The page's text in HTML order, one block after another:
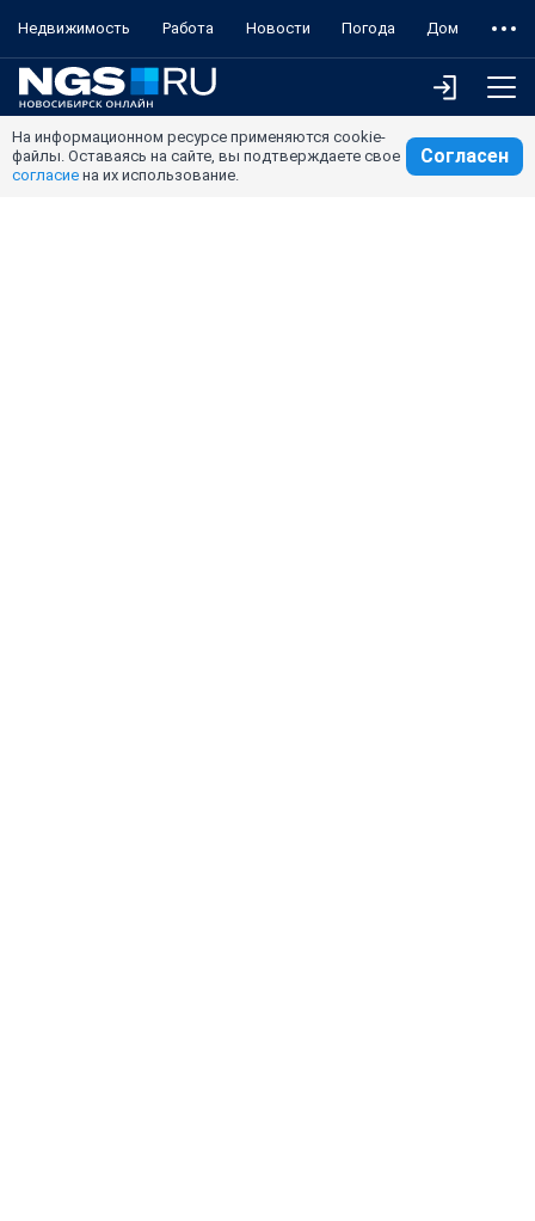
Недвижимость Работа Новости Погода Дом
На информационном ресурсе применяются cookie-
файлы. Оставаясь на сайте, вы подтверждаете свое
согласие на их использование.
Согласен